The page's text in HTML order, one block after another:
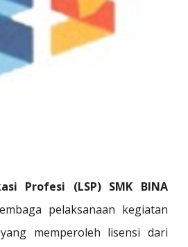
Profesi (LSP) SMK BINA
pelaksanaan kegiatan
memperoleh lisensi dari